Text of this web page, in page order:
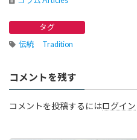
タグ
伝統 Tradition
コメントを残す
コメントを投稿するにはログイン